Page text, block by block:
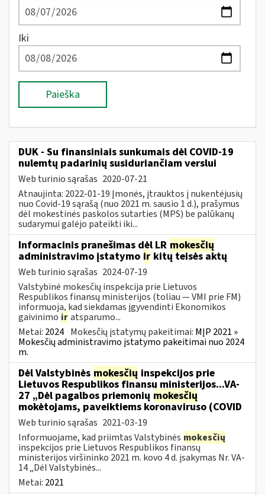
Iki
Paieška
DUK - Su finansiniais sunkumais dėl COVID-19
nulemtų padarinių susiduriančiam verslui
Web turinio sąrašas 2020-07-21
Atnaujinta: 2022-01-19 Įmonės, įtrauktos į nukentėjusių
nuo Covid-19 sąrašą (nuo 2021 m. sausio 1 d.), prašymus
dėl mokestinės paskolos sutarties (MPS) be palūkanų
sudarymui galėjo pateikti iki...
Informacinis pranešimas dėl LR mokesčių
administravimo įstatymo ir kitų teisės aktų
Web turinio sąrašas 2024-07-19
Valstybinė mokesčių inspekcija prie Lietuvos
Respublikos finansų ministerijos (toliau — VMI prie FM)
informuoja, kad siekdamas įgyvendinti Ekonomikos
gaivinimo iratsparumo...
Metai: 2024 Mokesčių įstatymų pakeitimai: MĮP 2021 »
Mokesčių administravimo įstatymo pakeitimai nuo 2024
m.
Dėl Valstybinės mokesčių inspekcijos prie
Lietuvos Respublikos finansų ministerijos...VA-
27 „Dėl pagalbos priemonių mokesčių
mokėtojams, paveiktiems koronaviruso (COVID
Web turinio sąrašas 2021-03-19
Informuojame, kad priimtas Valstybinės mokesčių
inspekcijos prie Lietuvos Respublikos finansų
ministerijos viršininko 2021 m. kovo 4 d. įsakymas Nr. VA-
14 „Dėl Valstybinės...
Metai: 2021